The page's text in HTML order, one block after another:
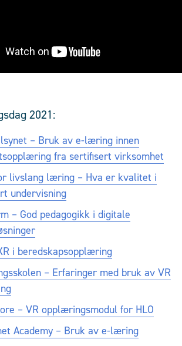
2021:
– Bruk av e-læring innen
fra sertifisert virksomhet
livslang læring – Hva er kvalitet i
undervisning
– God pedagogikk i digitale
i beredskapsopplæring
– Erfaringer med bruk av VR
– VR opplæringsmodul for HLO
Academy – Bruk av e-læring